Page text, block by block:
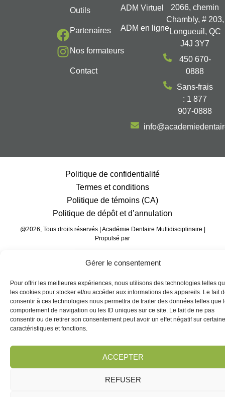
Gérer le consentement
Pour offrir les meilleures expériences, nous utilisons des technologies telles
les cookies pour stocker et/ou accéder aux informations des appareils. Le fait
consentir à ces technologies nous permettra de traiter des données telles que
comportement de navigation ou les ID uniques sur ce site. Le fait de ne pas
consentir ou de retirer son consentement peut avoir un effet négatif sur
caractéristiques et fonctions.
ACCEPTER
REFUSER
Outils
Partenaires
Nos formateurs
Contact
ADM Virtuel
ADM en ligne
2066, chemin
Chambly, # 203,
Longueuil, QC
J4J 3Y7
450 670-
0888
Sans-frais
: 1 877
907-0888
Politique de confidentialité
Termes et conditions
Politique de témoins (CA)
Politique de dépôt et d’annulation
@2026, Tous droits réservés | Académie Dentaire Multidisciplinaire |
Propulsé par